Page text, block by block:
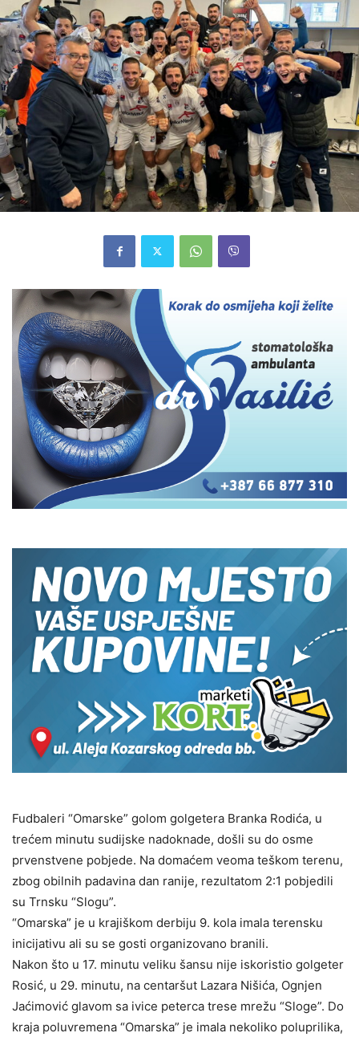
Fudbaleri “Omarske” golom golgetera Branka Rodića, u
trećem minutu sudijske nadoknade, došli su do osme
prvenstvene pobjede. Na domaćem veoma teškom terenu,
zbog obilnih padavina dan ranije, rezultatom 2:1 pobjedili
su Trnsku “Slogu”.
“Omarska” je u krajiškom derbiju 9. kola imala terensku
inicijativu ali su se gosti organizovano branili.
Nakon što u 17. minutu veliku šansu nije iskoristio golgeter
Rosić, u 29. minutu, na centaršut Lazara Nišića, Ognjen
Jaćimović glavom sa ivice peterca trese mrežu “Sloge”. Do
kraja poluvremena “Omarska” je imala nekoliko poluprilika,